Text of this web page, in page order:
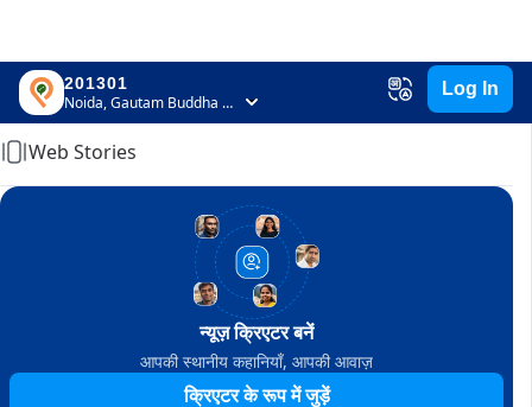
201301
Noida, Gautam Buddha Nagar, Uttar Pradesh
Log In
Home
Web Stories
न्यूज़ क्रिएटर बनें
आपकी स्थानीय कहानियाँ, आपकी आवाज़
क्रिएटर के रूप में जुड़ें